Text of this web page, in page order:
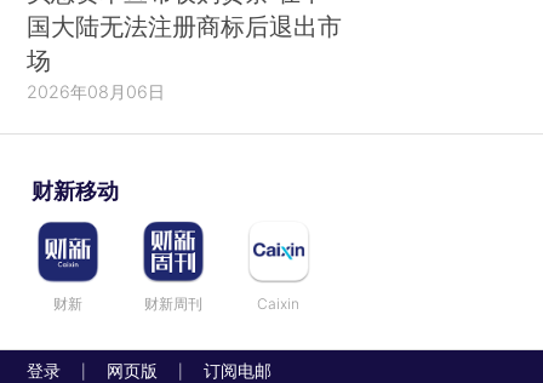
国大陆无法注册商标后退出市
场
2026年08月06日
财新移动
财新 财新周刊 Caixin
登录 网页版 订阅电邮